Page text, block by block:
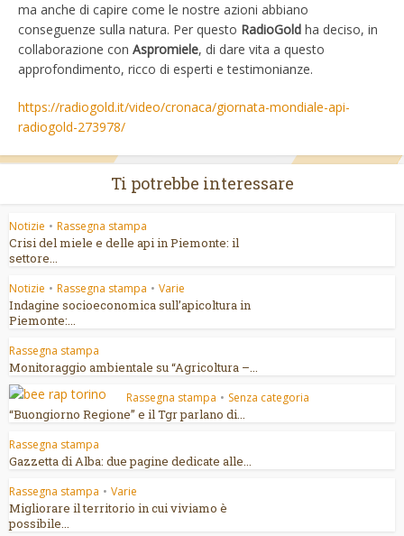
ma anche di capire come le nostre azioni abbiano
conseguenze sulla natura. Per questo RadioGold ha deciso, in
collaborazione con Aspromiele, di dare vita a questo
approfondimento, ricco di esperti e testimonianze.
https://radiogold.it/video/cronaca/giornata-mondiale-api-
radiogold-273978/
Ti potrebbe interessare
Notizie • Rassegna stampa
Crisi del miele e delle api in Piemonte: il
settore...
Notizie • Rassegna stampa • Varie
Indagine socioeconomica sull’apicoltura in
Piemonte:...
Rassegna stampa
Monitoraggio ambientale su “Agricoltura –...
Rassegna stampa • Senza categoria
“Buongiorno Regione” e il Tgr parlano di...
Rassegna stampa
Gazzetta di Alba: due pagine dedicate alle...
Rassegna stampa • Varie
Migliorare il territorio in cui viviamo è
possibile...